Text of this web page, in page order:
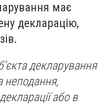
має
декларацію,
декларування
неподання,
або в